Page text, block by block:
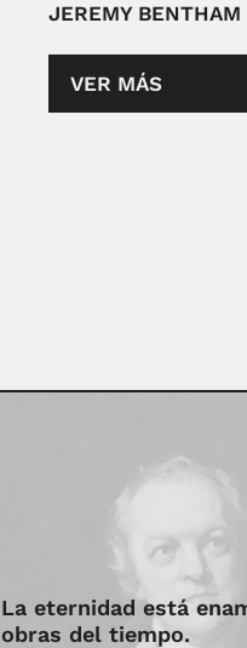
JEREMY BENTHAM
VER MÁS
La eternidad está
obras del tiempo.